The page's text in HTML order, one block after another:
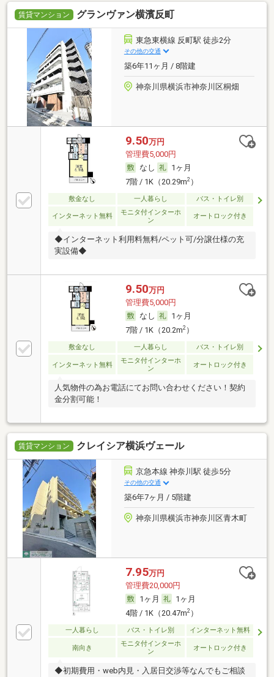
賃貸マンション グランヴァン横濱反町
東急東横線 反町駅 徒歩2分
その他の交通
築6年11ヶ月 / 8階建
神奈川県横浜市神奈川区桐畑
9.50万円
管理費5,000円
なし
1ヶ月
7階 / 1K（20.29m2）
敷金なし 一人暮らし バス・トイレ別
インターネット無料
モニタ付インターホ
ン
オートロック付き
◆インターネット利用料無料/ペット可/分譲仕様の充
実設備◆
9.50万円
管理費5,000円
なし
1ヶ月
7階 / 1K（20.2m2）
敷金なし 一人暮らし バス・トイレ別
インターネット無料
モニタ付インターホ
ン
オートロック付き
人気物件の為お電話にてお問い合わせください！契約
金分割可能！
賃貸マンション クレイシア横浜ヴェール
京急本線 神奈川駅 徒歩5分
その他の交通
築6年7ヶ月 / 5階建
神奈川県横浜市神奈川区青木町
7.95万円
管理費20,000円
1ヶ月
1ヶ月
4階 / 1K（20.47m2）
一人暮らし バス・トイレ別 インターネット無料
南向き
モニタ付インターホ
ン
オートロック付き
◆初期費用・web内見・入居日交渉等なんでもご相談